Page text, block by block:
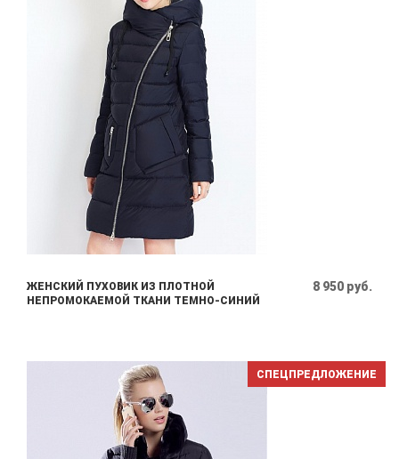
ЖЕНСКИЙ ПУХОВИК ИЗ ПЛОТНОЙ
НЕПРОМОКАЕМОЙ ТКАНИ ТЕМНО-СИНИЙ
8 950 руб.
СПЕЦПРЕДЛОЖЕНИЕ